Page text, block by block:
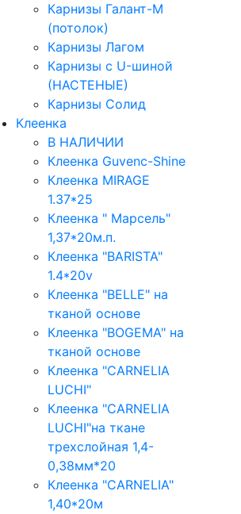
Карнизы Галант-М
(потолок)
Карнизы Лагом
Карнизы с U-шиной
(НАСТЕНЫЕ)
Карнизы Солид
Клеенка
В НАЛИЧИИ
Клеенка Guvenc-Shine
Клеенка MIRAGE
1.37*25
Клеенка " Марсель"
1,37*20м.п.
Клеенка "BARISTA"
1.4*20v
Клеенка "BELLE" на
тканой основе
Клеенка "BOGEMA" на
тканой основе
Клеенка "CARNELIA
LUCHI"
Клеенка "CARNELIA
LUCHI"на ткане
трехслойная 1,4-
0,38мм*20
Клеенка "CARNELIA"
1,40*20м